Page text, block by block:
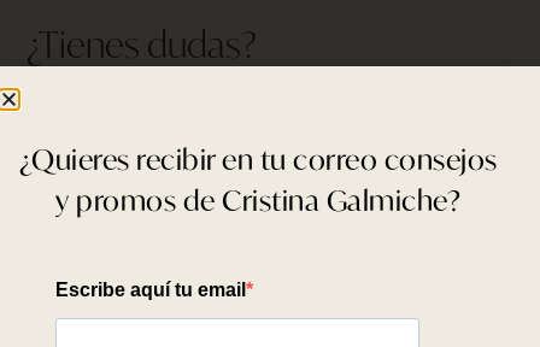
¿Tienes dudas?
pedidos@cristina-galmiche.com
Relacionados
¿Quieres recibir en tu correo consejos
y promos de Cristina Galmiche?